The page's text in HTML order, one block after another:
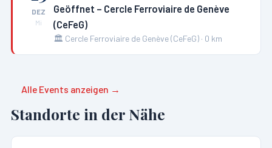
DEZ
Mi
Geöffnet – Cercle Ferroviaire de Genève
(CeFeG)
🏛️ Cercle Ferroviaire de Genève (CeFeG) · 0 km
Alle Events anzeigen →
Standorte in der Nähe